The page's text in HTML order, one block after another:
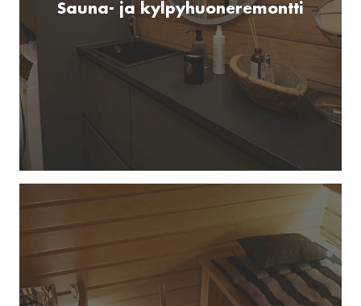
Sauna- ja kylpyhuoneremontti